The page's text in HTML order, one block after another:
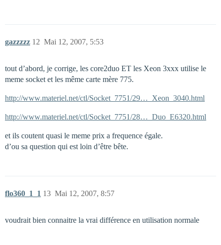
gazzzzz Mai 12, 2007, 5:53
12
tout d’abord, je corrige, les core2duo ET les Xeon 3xxx utilise le
meme socket et les même carte mère 775.
http://www.materiel.net/ctl/Socket_7751/29…_Xeon_3040.html
http://www.materiel.net/ctl/Socket_7751/28…_Duo_E6320.html
et ils coutent quasi le meme prix a frequence égale.
d’ou sa question qui est loin d’être bête.
flo360_1_1 Mai 12, 2007, 8:57
13
voudrait bien connaitre la vrai différence en utilisation normale